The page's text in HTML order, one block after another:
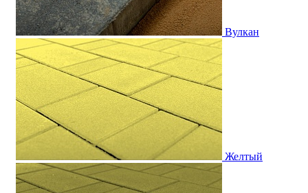
Вулкан
Желтый